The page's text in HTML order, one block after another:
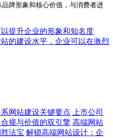
牌形象和核心价值，与消费者进
提升企业的形象和知名度
的建设水平，企业可以在激烈
网站建设关键要点
上市公司
规与价值的双引擎 高端网站
法宝 解锁高端网站设计：企